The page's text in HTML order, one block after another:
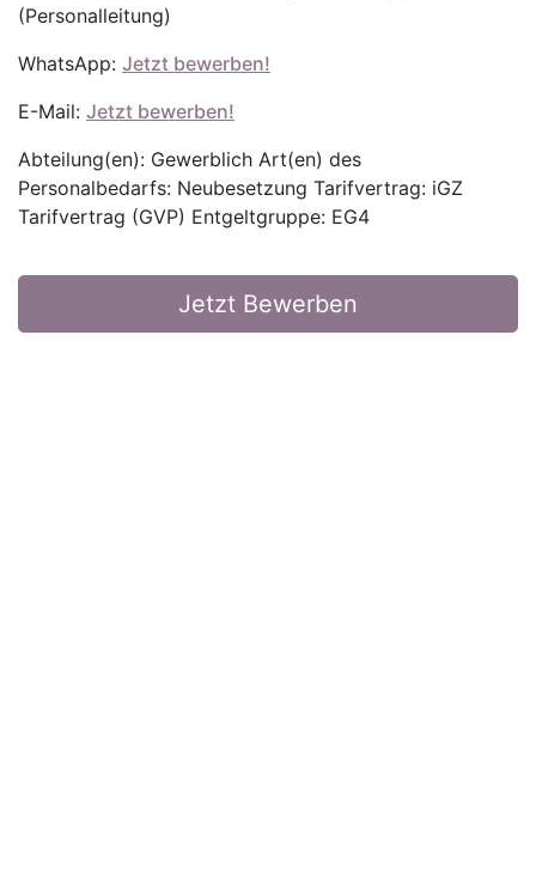
(Personalleitung)
WhatsApp: Jetzt bewerben!
E-Mail: Jetzt bewerben!
Abteilung(en): Gewerblich Art(en) des
Personalbedarfs: Neubesetzung Tarifvertrag: iGZ
Tarifvertrag (GVP) Entgeltgruppe: EG4
Jetzt Bewerben